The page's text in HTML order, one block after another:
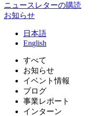
ニュースレターの購読
お知らせ
日 本語
English
すべて
お知らせ
イベント情報
ブログ
事業レポート
インターン